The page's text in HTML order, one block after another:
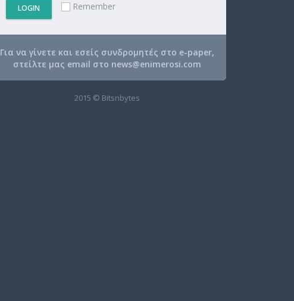
LOGIN Remember
Για να γίνετε και εσείς συνδρομητές στο e-paper,
στείλτε μας email στο news@enimerosi.com
2015 © Bitsnbytes